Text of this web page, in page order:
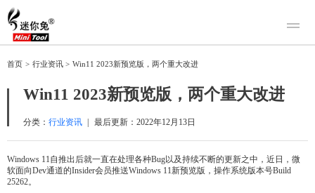
产品
迷你兔分区向导
下载
购买
帮助中心
首页 > 行业资讯 > Win11 2023新预览版，两个重大改进
Win11 2023新预览版，两个重大改进
分类： 行业资讯 最后更新： 2022年12月13日
Windows 11自推出后就一直在处理各种Bug以及持续不断的更新之中，近日，微
软面向Dev通道的Insider会员推送Windows 11新预览版，操作系统版本号Build
25262。